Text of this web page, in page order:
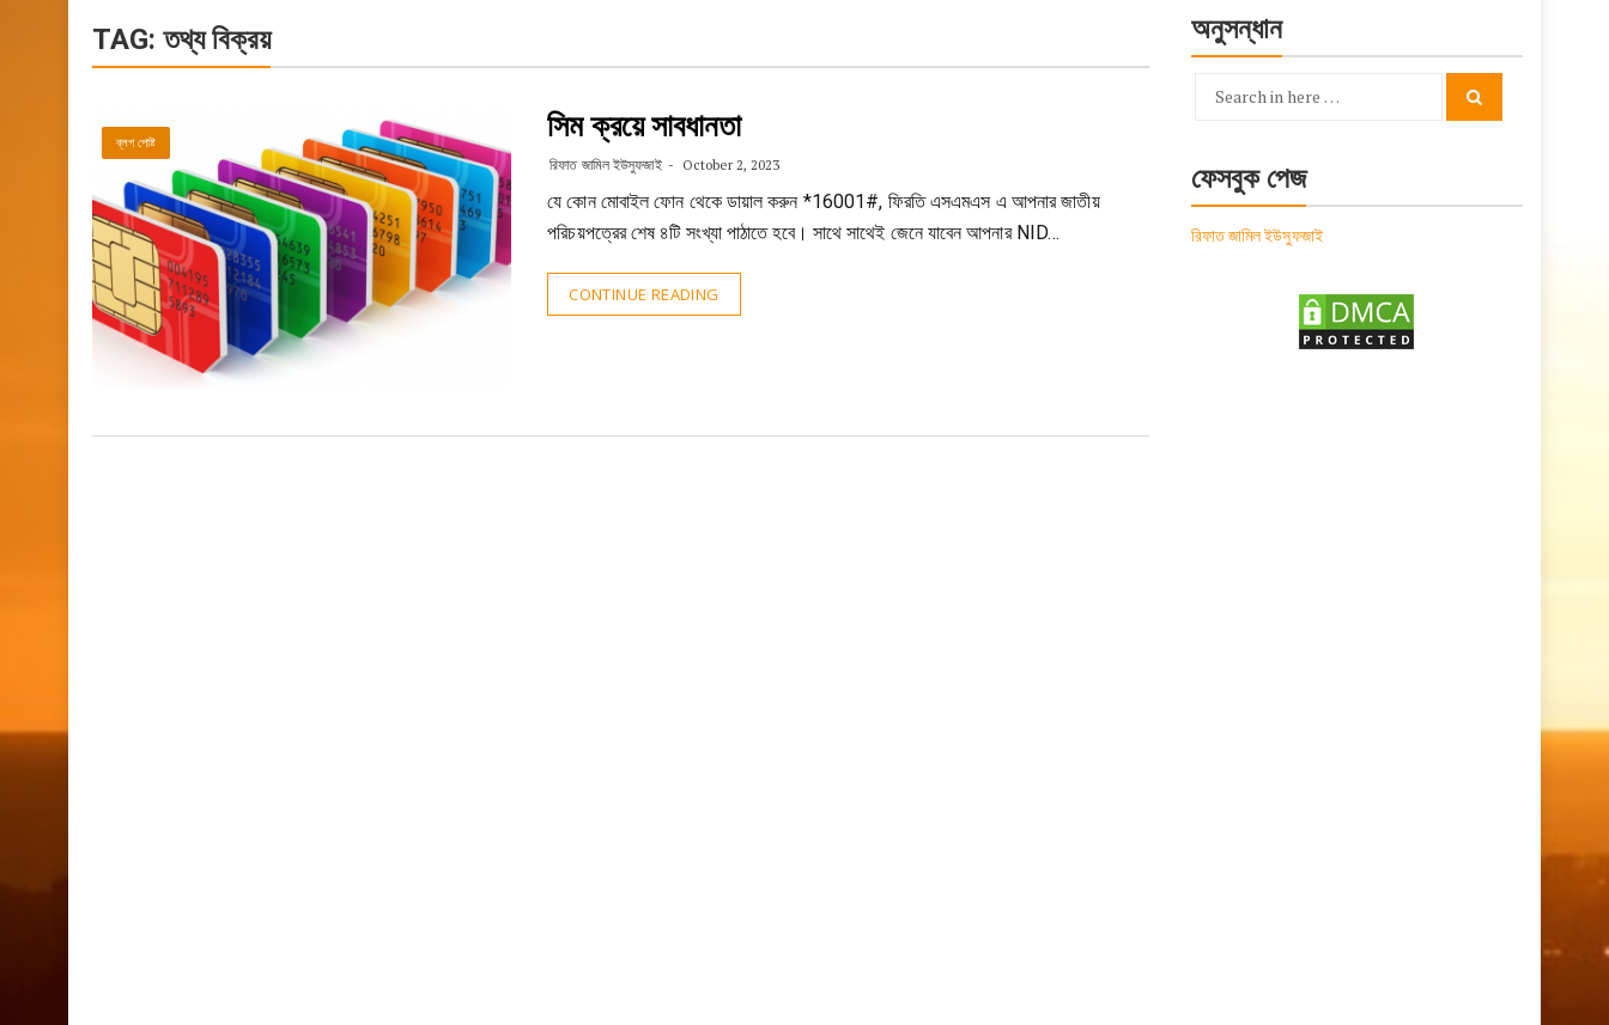
TAG:তথ্য বিক্রয়
ব্লগ পোষ্ট সিম ক্রয়ে সাবধানতা
রিফাত জামিল ইউসুফজাই October 2, 2023
যে কোন মোবাইল ফোন থেকে ডায়াল করুন *16001#, ফিরতি এসএমএস এ আপনার জাতীয়
পরিচয়পত্রের শেষ ৪টি সংখ্যা পাঠাতে হবে। সাথে সাথেই জেনে যাবেন আপনার NID…
CONTINUE READING
অনুসন্ধান
Search
ফেসবুক পেজ
রিফাত জামিল ইউসুফজাই